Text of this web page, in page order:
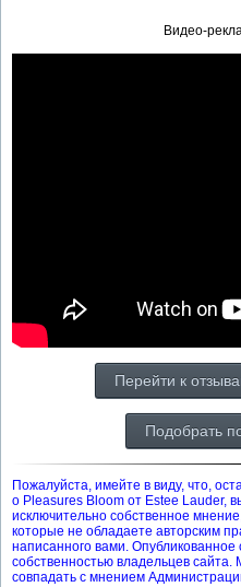
Видео-
Перейти к
Подобрать
Пожалуйста, имейте в виду, что,
о Pleasures Bloom от Estee Lauder,
исключительно собственное
которые не обладаете авторским
написанного вами. Опубликованное
собственностью владельцев
совпадать с мнением